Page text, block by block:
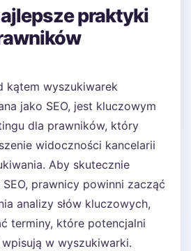
praktyki
kątem wyszukiwarek
jako SEO, jest kluczowym
dla prawników, który
widoczności kancelarii
Aby skutecznie
prawnicy powinni zacząć
analizy słów kluczowych,
terminy, które potencjalni
w wyszukiwarki.